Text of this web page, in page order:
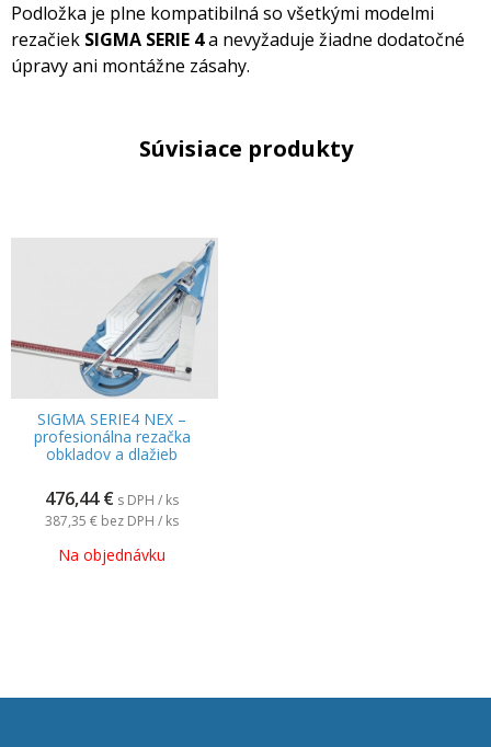
Podložka je plne kompatibilná so všetkými modelmi
rezačiek SIGMA SERIE 4a nevyžaduje žiadne dodatočné
úpravy ani montážne zásahy.
Súvisiace produkty
SIGMA SERIE4 NEX –
profesionálna rezačka
obkladov a dlažieb
476,44 € s DPH / ks
387,35 € bez DPH / ks
Na objednávku